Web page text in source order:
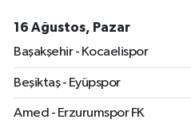
16 Ağustos, Pazar
Başakşehir - Kocaelispor
Beşiktaş - Eyüpspor
Amed - Erzurumspor FK